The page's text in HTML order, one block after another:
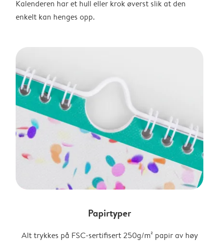
Kalenderen har et hull eller krok øverst slik at den
enkelt kan henges opp.
Papirtyper
Alt trykkes på FSC-sertifisert 250g/m² papir av høy